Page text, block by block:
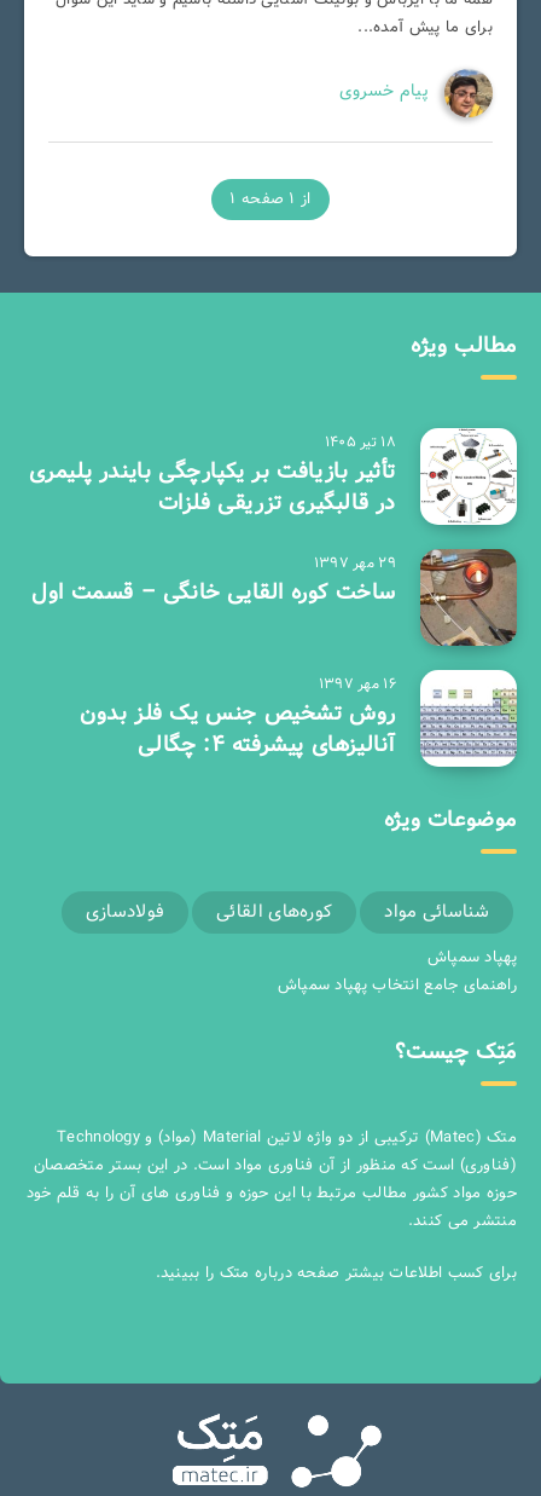
برای ما پیش آمده...
پیام خسروی
از 1 صفحه 1
مطالب ویژه
۱۸ تیر ۱۴۰۵
تأثیر بازیافت بر یکپارچگی بایندر پلیمری
در قالبگیری تزریقی فلزات
۲۹ مهر ۱۳۹۷
ساخت کوره القایی خانگی – قسمت اول
۱۶ مهر ۱۳۹۷
روش تشخیص جنس یک فلز بدون
آنالیزهای پیشرفته 4: چگالی
موضوعات ویژه
شناسائی مواد کوره‌های القائی فولادسازی
پهپاد سمپاش
راهنمای جامع انتخاب پهپاد سمپاش
مَتِک چیست؟
متک (Matec) ترکیبی از دو واژه لاتین Material (مواد) و Technology
(فناوری) است که منظور از آن فناوری مواد است. در این بستر متخصصان
حوزه مواد کشور مطالب مرتبط با این حوزه و فناوری های آن را به قلم خود
منتشر می کنند.
برای کسب اطلاعات بیشتر صفحهدرباره متک را ببینید.